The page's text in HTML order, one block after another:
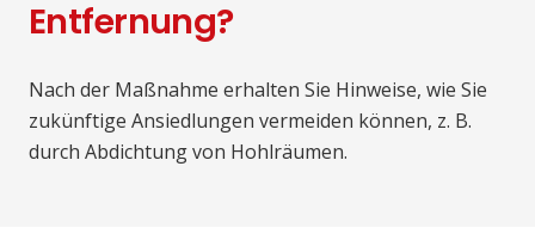
Entfernung?
Nach der Maßnahme erhalten Sie Hinweise, wie Sie
zukünftige Ansiedlungen vermeiden können, z. B.
durch Abdichtung von Hohlräumen.